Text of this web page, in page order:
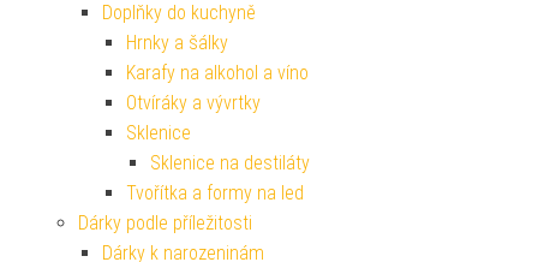
Doplňky do kuchyně
Hrnky a šálky
Karafy na alkohol a víno
Otvíráky a vývrtky
Sklenice
Sklenice na destiláty
Tvořítka a formy na led
Dárky podle příležitosti
Dárky k narozeninám